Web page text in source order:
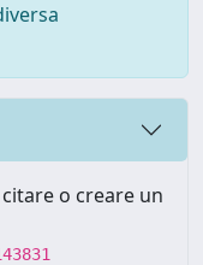
o creare un